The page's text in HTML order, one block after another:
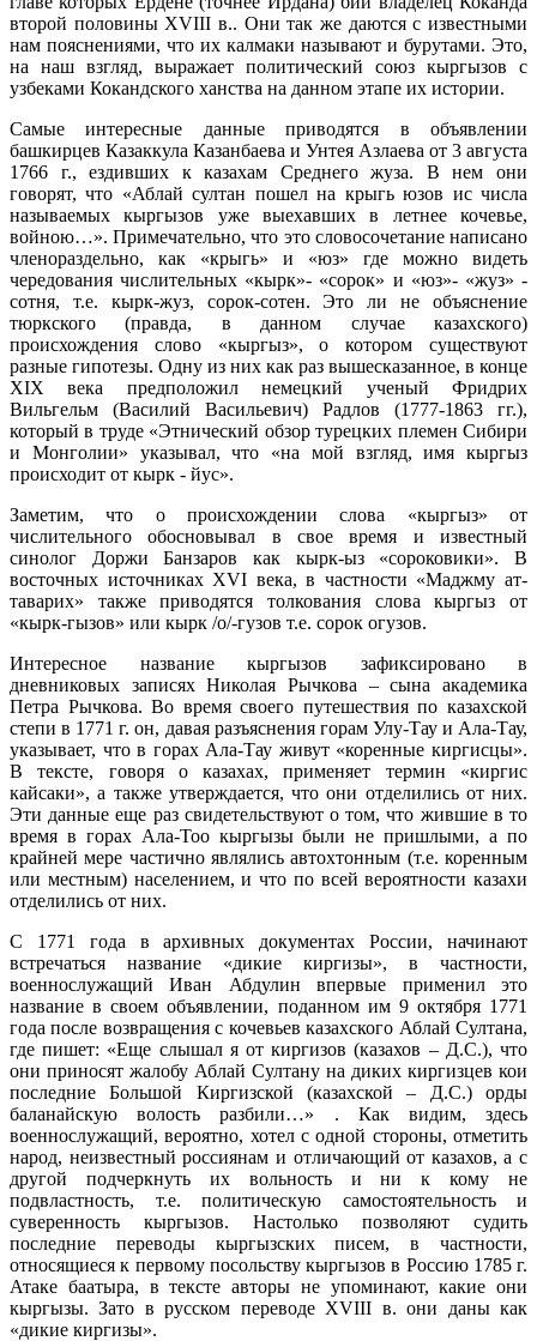
второй половины XVIII в.. Они так же даются с известными
нам пояснениями, что их калмаки называют и бурутами. Это,
на наш взгляд, выражает политический союз кыргызов с
узбеками Кокандского ханства на данном этапе их истории.
Самые интересные данные приводятся в объявлении
башкирцев Казаккула Казанбаева и Унтея Азлаева от 3 августа
1766 г., ездивших к казахам Среднего жуза. В нем они
говорят, что «Аблай султан пошел на крыгь юзов ис числа
называемых кыргызов уже выехавших в летнее кочевье,
войною…». Примечательно, что это словосочетание написано
членораздельно, как «крыгь» и «юз» где можно видеть
чередования числительных «кырк»- «сорок» и «юз»- «жуз» -
сотня, т.е. кырк-жуз, сорок-сотен. Это ли не объяснение
тюркского (правда, в данном случае казахского)
происхождения слово «кыргыз», о котором существуют
разные гипотезы. Одну из них как раз вышесказанное, в конце
ХIХ века предположил немецкий ученый Фридрих
Вильгельм (Василий Васильевич) Радлов (1777-1863 гг.),
который в труде «Этнический обзор турецких племен Сибири
и Монголии» указывал, что «на мой взгляд, имя кыргыз
происходит от кырк - йус».
Заметим, что о происхождении слова «кыргыз» от
числительного обосновывал в свое время и известный
синолог Доржи Банзаров как кырк-ыз «сороковики». В
восточных источниках ХVI века, в частности «Маджму ат-
таварих» также приводятся толкования слова кыргыз от
«кырк-гызов» или кырк /о/-гузов т.е. сорок огузов.
Интересное название кыргызов зафиксировано в
дневниковых записях Николая Рычкова – сына академика
Петра Рычкова. Во время своего путешествия по казахской
степи в 1771 г. он, давая разъяснения горам Улу-Тау и Ала-Тау,
указывает, что в горах Ала-Тау живут «коренные киргисцы».
В тексте, говоря о казахах, применяет термин «киргис
кайсаки», а также утверждается, что они отделились от них.
Эти данные еще раз свидетельствуют о том, что жившие в то
время в горах Ала-Тоо кыргызы были не пришлыми, а по
крайней мере частично являлись автохтонным (т.е. коренным
или местным) населением, и что по всей вероятности казахи
отделились от них.
С 1771 года в архивных документах России, начинают
встречаться название «дикие киргизы», в частности,
военнослужащий Иван Абдулин впервые применил это
название в своем объявлении, поданном им 9 октября 1771
года после возвращения с кочевьев казахского Аблай Султана,
где пишет: «Еще слышал я от киргизов (казахов – Д.С.), что
они приносят жалобу Аблай Султану на диких киргизцев кои
последние Большой Киргизской (казахской – Д.С.) орды
баланайскую волость разбили…» . Как видим, здесь
военнослужащий, вероятно, хотел с одной стороны, отметить
народ, неизвестный россиянам и отличающий от казахов, а с
другой подчеркнуть их вольность и ни к кому не
подвластность, т.е. политическую самостоятельность и
суверенность кыргызов. Настолько позволяют судить
последние переводы кыргызских писем, в частности,
относящиеся к первому посольству кыргызов в Россию 1785 г.
Атаке баатыра, в тексте авторы не упоминают, какие они
кыргызы. Зато в русском переводе XVIII в. они даны как
«дикие киргизы».